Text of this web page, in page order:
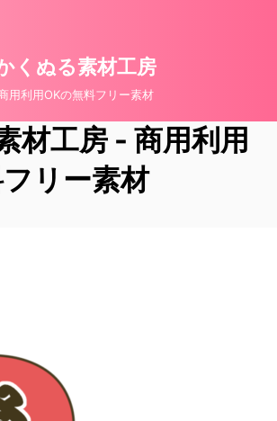
くぬる素材工房
用利用OKの無料フリー素材
材工房 - 商用利用
リー素材